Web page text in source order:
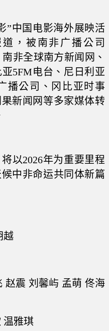
中国电影海外展映活
，被南非广播公司
非全球南方新闻网、
5FM电台、尼日利亚
播公司、冈比亚时事
新闻网等多家媒体转
2026年为重要里程
中非命运共同体新篇
越
震 刘馨屿 孟萌 佟海
雅琪